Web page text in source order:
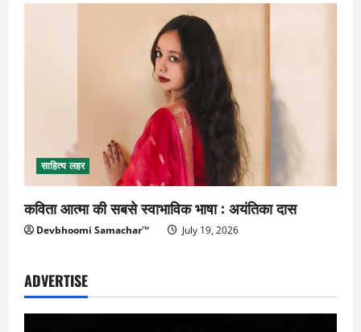
साहित्य लहर
कविता आत्मा की सबसे स्वाभाविक भाषा : अयंतिका दास
Devbhoomi Samachar™ July 19, 2026
ADVERTISE